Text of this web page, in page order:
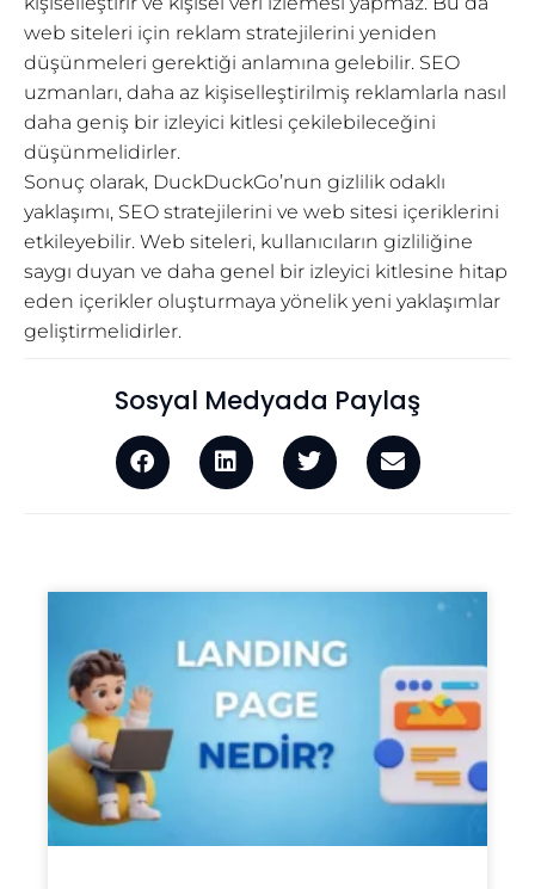
web siteleri için reklam stratejilerini yeniden
düşünmeleri gerektiği anlamına gelebilir. SEO
uzmanları, daha az kişiselleştirilmiş reklamlarla nasıl
daha geniş bir izleyici kitlesi çekilebileceğini
düşünmelidirler.
Sonuç olarak, DuckDuckGo’nun gizlilik odaklı
yaklaşımı, SEO stratejilerini ve web sitesi içeriklerini
etkileyebilir. Web siteleri, kullanıcıların gizliliğine
saygı duyan ve daha genel bir izleyici kitlesine hitap
eden içerikler oluşturmaya yönelik yeni yaklaşımlar
geliştirmelidirler.
Sosyal Medyada Paylaş